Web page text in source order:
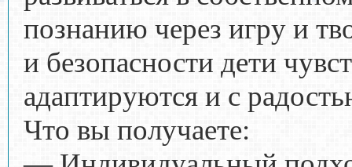
познанию через игру и
и безопасности дети
адаптируются и с
Что вы получаете: